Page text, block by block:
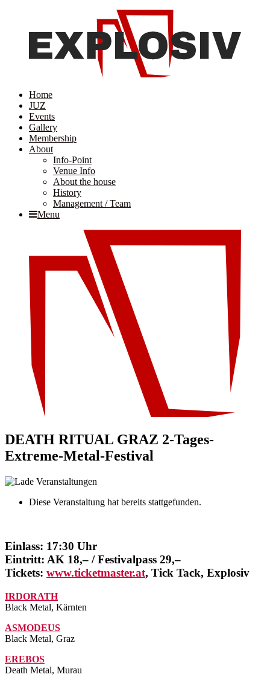
Home
JUZ
Events
Gallery
Membership
About
Info-Point
Venue Info
About the house
History
Management / Team
Menu
DEATH RITUAL GRAZ 2-Tages-
Extreme-Metal-Festival
Diese Veranstaltung hat bereits stattgefunden.
Einlass: 17:30 Uhr
Eintritt: AK 18,– / Festivalpass 29,–
Tickets: www.ticketmaster.at, Tick Tack, Explosiv
IRDORATH
Black Metal, Kärnten
ASMODEUS
Black Metal, Graz
EREBOS
Death Metal, Murau